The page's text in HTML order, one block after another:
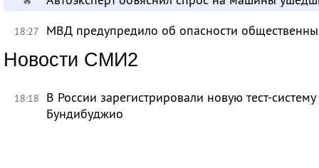
18:27 МВД предупредило об опасности
Новости СМИ2
18:18
В России зарегистрировали новую тест-
Бундибуджио